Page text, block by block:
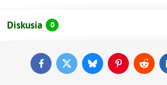
Diskusia 0
FacebookTwitterBlueskyPinterestReddit